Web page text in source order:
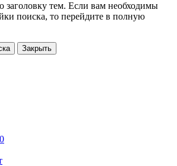
заголовку тем. Если вам необходимы
поиска, то перейдите в полную
Закрыть
0